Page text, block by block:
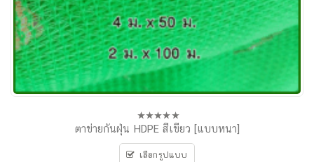
0
5
ตาข่ายกันฝุ่น HDPE สีเขียว [แบบหนา]
เลือกรูปแบบ